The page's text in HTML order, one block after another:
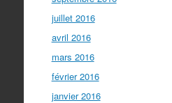
juillet 2016
avril 2016
mars 2016
février 2016
janvier 2016